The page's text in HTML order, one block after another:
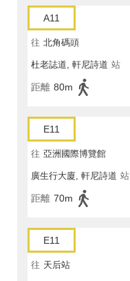
A11
往 北角碼頭
杜老誌道, 軒尼詩道 站
距離 80m
E11
往 亞洲國際博覽館
廣生行大廈, 軒尼詩道 站
距離 70m
E11
往 天后站